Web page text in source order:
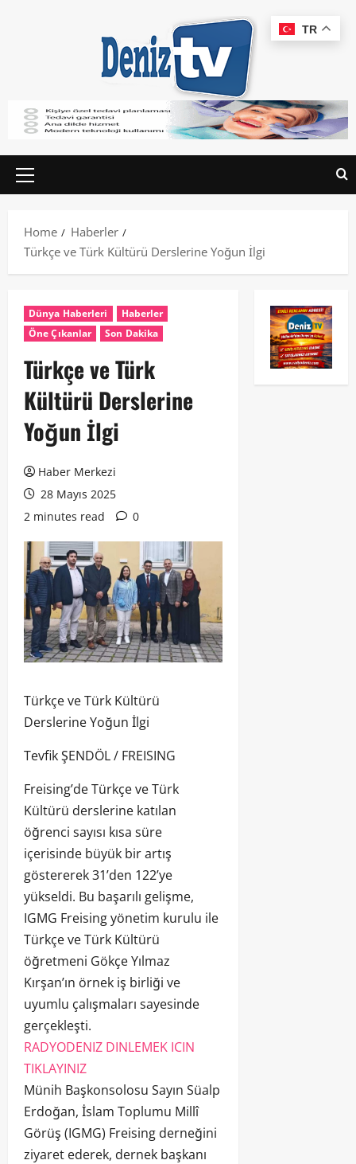
Home
Haberler
Türkçe ve Türk Kültürü Derslerine Yoğun İlgi
Dünya Haberleri
Haberler
Öne Çıkanlar
Son Dakika
Türkçe ve Türk
Kültürü Derslerine
Yoğun İlgi
Haber Merkezi
28 Mayıs 2025
2 minutes read
0
Türkçe ve Türk Kültürü
Derslerine Yoğun İlgi
Tevfik ŞENDÖL / FREISING
Freising’de Türkçe ve Türk
Kültürü derslerine katılan
öğrenci sayısı kısa süre
içerisinde büyük bir artış
göstererek 31’den 122’ye
yükseldi. Bu başarılı gelişme,
IGMG Freising yönetim kurulu ile
Türkçe ve Türk Kültürü
öğretmeni Gökçe Yılmaz
Kırşan’ın örnek iş birliği ve
uyumlu çalışmaları sayesinde
gerçekleşti.
RADYODENIZ DINLEMEK ICIN
TIKLAYINIZ
Münih Başkonsolosu Sayın Süalp
Erdoğan, İslam Toplumu Millî
Görüş (IGMG) Freising derneğini
ziyaret ederek, dernek başkanı
TR